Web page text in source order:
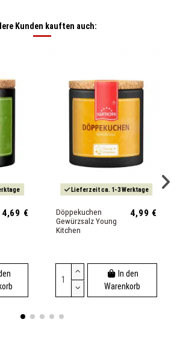
Kunden kauften auch:
4,69 €
Lieferzeit ca. 1-3 Werktage
Döppekuchen
Gewürzsalz Young
Kitchen
4,99 €
In den
Warenkorb